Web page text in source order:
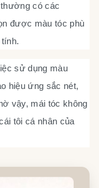
có các
được màu tóc phù
sử dụng màu
hiệu ứng sắc nét,
vậy, mái tóc không
tôi cá nhân của